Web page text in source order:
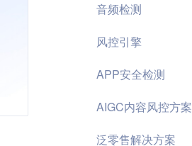
控
音频检测
风控引擎
APP安全检测
AIGC内容风控方案
泛零售解决方案